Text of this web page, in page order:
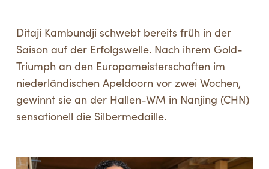
Ditaji Kambundji schwebt bereits früh in der
Saison auf der Erfolgswelle. Nach ihrem Gold-
Triumph an den Europameisterschaften im
niederländischen Apeldoorn vor zwei Wochen,
gewinnt sie an der Hallen-WM in Nanjing (CHN)
sensationell die Silbermedaille.